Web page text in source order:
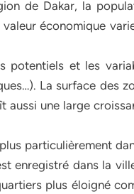
de Dakar, la
économique
potentiels et les
La surface des
aussi une large
particulièrement
enregistré dans la
plus éloigné